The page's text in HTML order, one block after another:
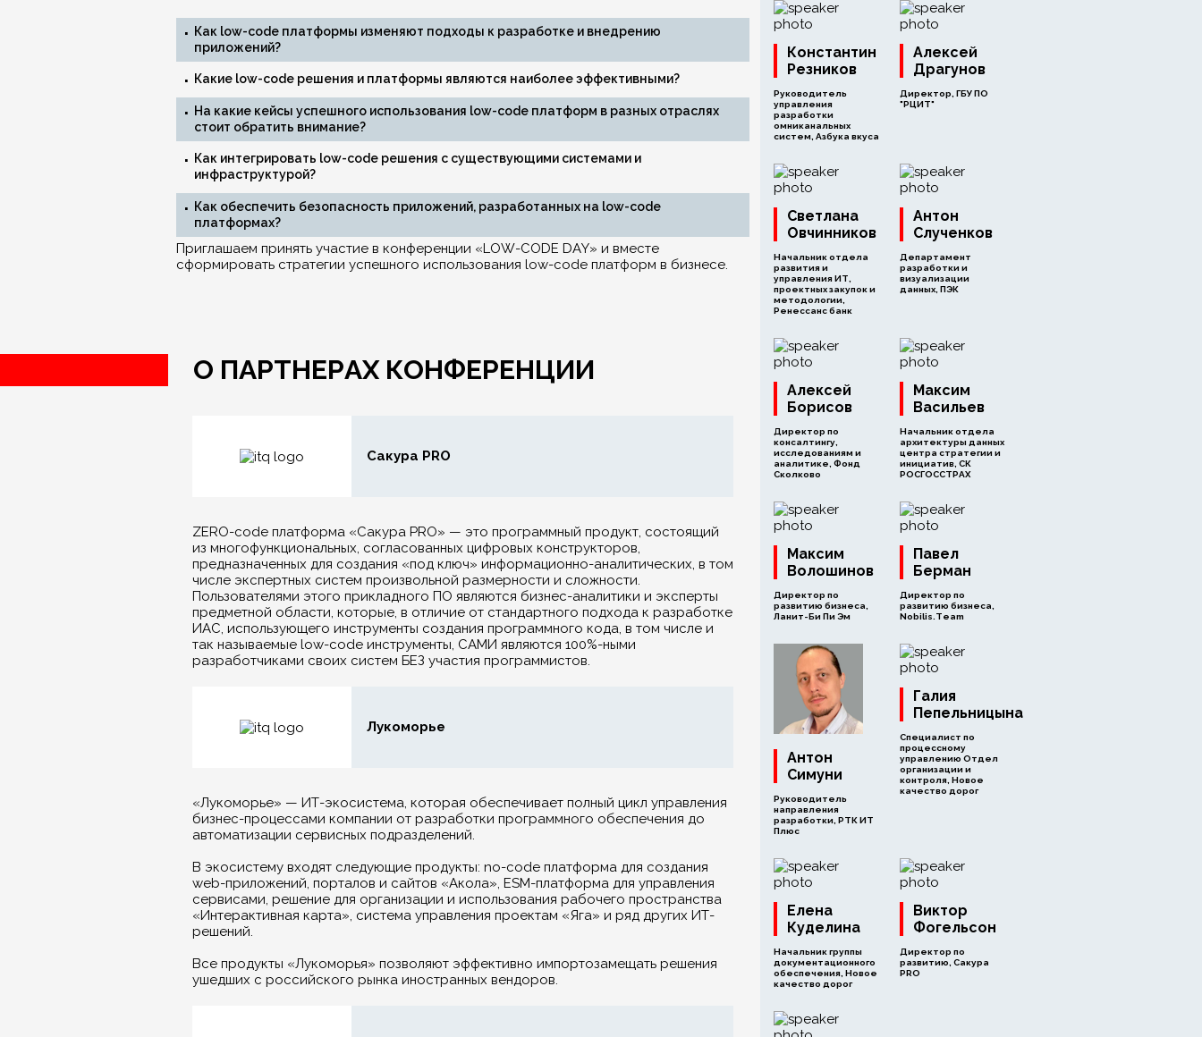
Как low-code платформы изменяют подходы к разработке и внедрению
приложений?
Какие low-code решения и платформы являются наиболее эффективными?
На какие кейсы успешного использования low-code платформ в разных отраслях
стоит обратить внимание?
Как интегрировать low-code решения с существующими системами и
инфраструктурой?
Как обеспечить безопасность приложений, разработанных на low-code
платформах?
Приглашаем принять участие в конференции «LOW-CODE DAY» и вместе
сформировать стратегии успешного использования low-code платформ в бизнесе.
О ПАРТНЕРАХ КОНФЕРЕНЦИИ
Сакура PRO
ZERO-code платформа «Сакура PRO» — это программный продукт, состоящий
из многофункциональных, согласованных цифровых конструкторов,
предназначенных для создания «под ключ» информационно-аналитических, в том
числе экспертных систем произвольной размерности и сложности.
Пользователями этого прикладного ПО являются бизнес-аналитики и эксперты
предметной области, которые, в отличие от стандартного подхода к разработке
ИАС, использующего инструменты создания программного кода, в том числе и
так называемые low-code инструменты, САМИ являются 100%-ными
разработчиками своих систем БЕЗ участия программистов.
Лукоморье
«Лукоморье» — ИТ-экосистема, которая обеспечивает полный цикл управления
бизнес-процессами компании от разработки программного обеспечения до
автоматизации сервисных подразделений.
В экосистему входят следующие продукты: no-code платформа для создания
web-приложений, порталов и сайтов «Акола», ESM-платформа для управления
сервисами, решение для организации и использования рабочего пространства
«Интерактивная карта», система управления проектам «Яга» и ряд других ИТ-
решений.
Все продукты «Лукоморья» позволяют эффективно импортозамещать решения
ушедших с российского рынка иностранных вендоров.
Константин
Резников
Руководитель
управления
разработки
омниканальных
систем, Азбука вкуса
Алексей
Драгунов
Директор, ГБУ ПО
"РЦИТ"
Светлана
Овчинников
Начальник отдела
развития и
управления ИТ,
проектных закупок и
методологии,
Ренессанс банк
Антон
Слученков
Департамент
разработки и
визуализации
данных, ПЭК
Алексей
Борисов
Директор по
консалтингу,
исследованиям и
аналитике, Фонд
Сколково
Максим
Васильев
Начальник отдела
архитектуры данных
центра стратегии и
инициатив, СК
РОСГОССТРАХ
Максим
Волошинов
Директор по
развитию бизнеса,
Ланит-Би Пи Эм
Павел
Берман
Директор по
развитию бизнеса,
Nobilis.Team
Антон
Симуни
Руководитель
направления
разработки, РТК ИТ
Плюс
Галия
Пепельницына
Специалист по
процессному
управлению Отдел
организации и
контроля, Новое
качество дорог
Елена
Куделина
Начальник группы
документационного
обеспечения, Новое
качество дорог
Виктор
Фогельсон
Директор по
развитию, Сакура
PRO